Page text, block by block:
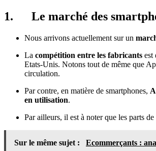
1. Le marché des
Nous arrivons actuellement sur un
La compétition entre les fabricants est
Etats-Unis. Notons tout de même que
circulation.
Par contre, en matière de smartphones,
en utilisation.
Par ailleurs, il est à noter que les parts
Sur le même sujet : Ecommerçants :